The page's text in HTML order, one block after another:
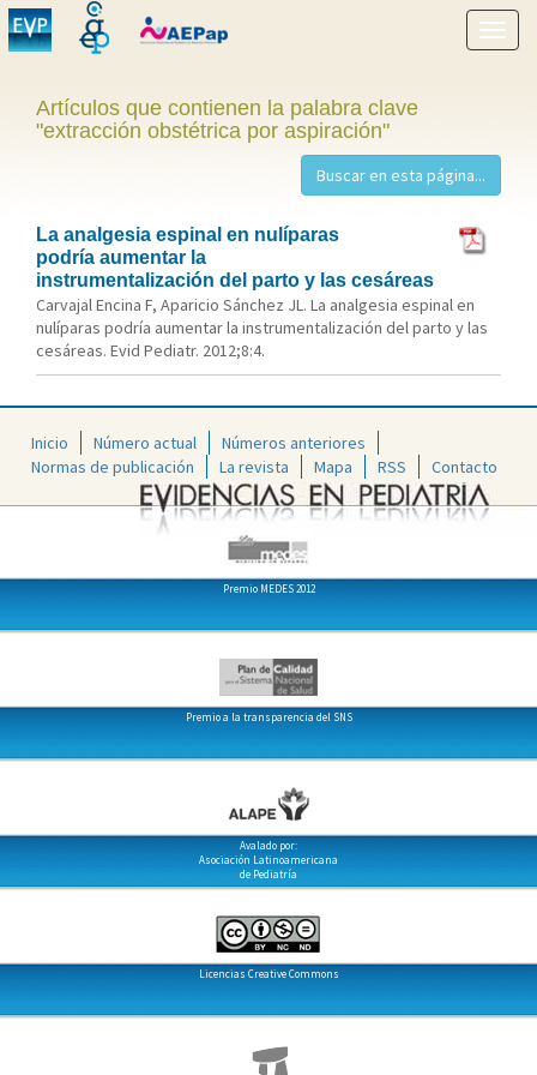
menú
Artículos que contienen la palabra clave
"extracción obstétrica por aspiración"
La analgesia espinal en nulíparas
podría aumentar la
instrumentalización del parto y las cesáreas
Carvajal Encina F, Aparicio Sánchez JL. La analgesia espinal en
nulíparas podría aumentar la instrumentalización del parto y las
cesáreas. Evid Pediatr. 2012;8:4.
Inicio Número actual
Números anteriores
Normas de publicación
La revista Mapa RSS Contacto
Premio MEDES 2012
Premio a la transparencia del SNS
Avalado por:
Asociación Latinoamericana
de Pediatría
Licencias Creative Commons